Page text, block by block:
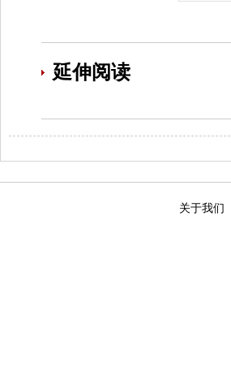
延伸阅读
关于我们